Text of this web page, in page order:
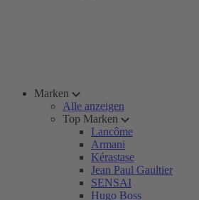
Marken
Alle anzeigen
Top Marken
Lancôme
Armani
Kérastase
Jean Paul Gaultier
SENSAI
Hugo Boss